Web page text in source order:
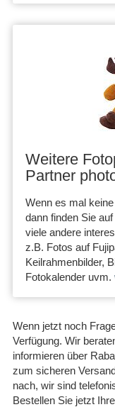
Weitere
Partner
Wenn es mal
dann finden Sie
viele andere
z.B. Fotos auf
Keilrahmenbilder,
Fotokalender uvm.
Wenn jetzt noch
Verfügung. Wir
informieren über
zum sicheren
nach, wir sind
Bestellen Sie jetzt